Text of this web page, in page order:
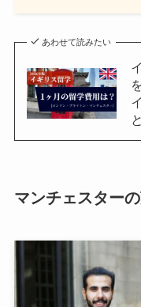
あわせて読みたい
マンチェスター